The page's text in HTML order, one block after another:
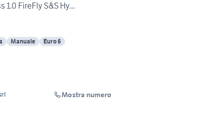
1.0 FireFly S&S Hy...
Manuale Euro 6
Mostra numero